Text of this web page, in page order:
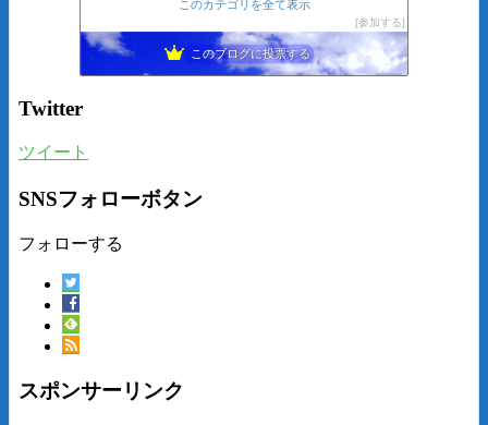
このカテゴリを全て表示
参加する
このブログに投票する
Twitter
ツイート
SNSフォローボタン
フォローする
スポンサーリンク